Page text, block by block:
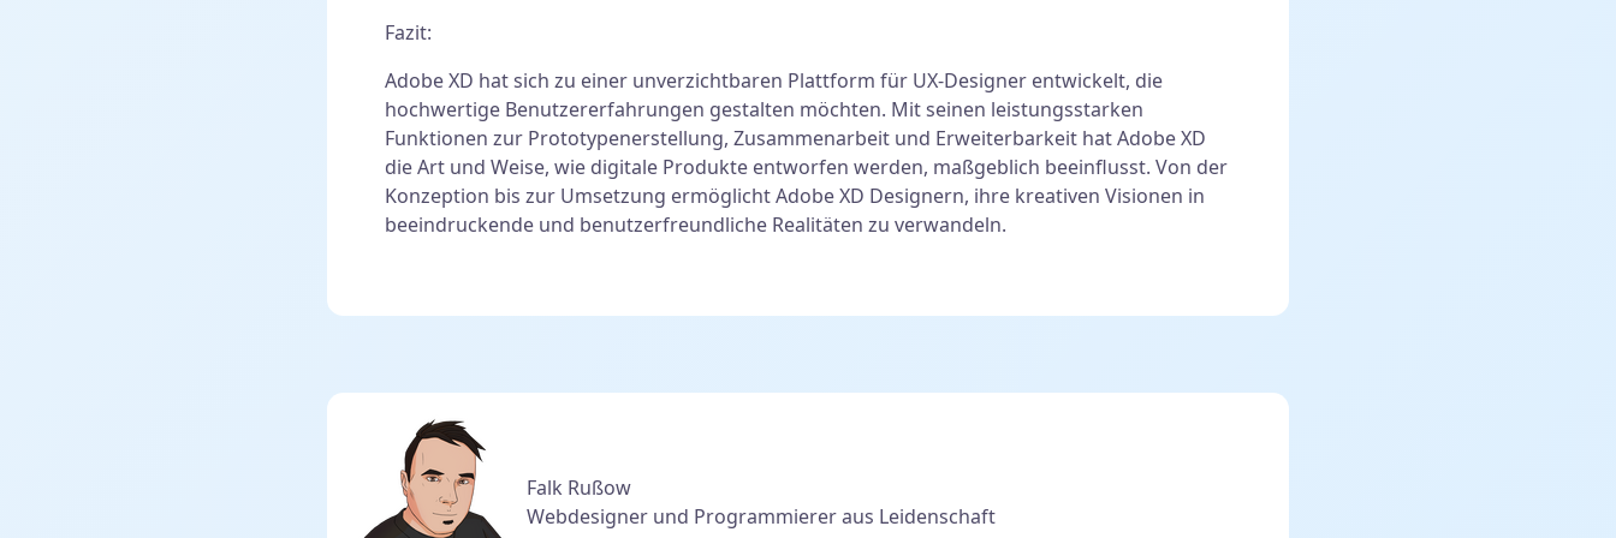
Fazit:
Adobe XD hat sich zu einer unverzichtbaren Plattform für UX-Designer entwickelt, die
hochwertige Benutzererfahrungen gestalten möchten. Mit seinen leistungsstarken
Funktionen zur Prototypenerstellung, Zusammenarbeit und Erweiterbarkeit hat Adobe XD
die Art und Weise, wie digitale Produkte entworfen werden, maßgeblich beeinflusst. Von der
Konzeption bis zur Umsetzung ermöglicht Adobe XD Designern, ihre kreativen Visionen in
beeindruckende und benutzerfreundliche Realitäten zu verwandeln.
Falk Rußow
Webdesigner und Programmierer aus Leidenschaft